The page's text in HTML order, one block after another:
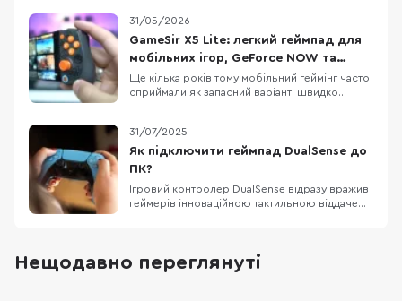
ідей під різні сценарії життя: для геймера,
офісного працівника, спортсмена, меломана
та любителя подорожей. Тут немає
31/05/2026
GameSir X5 Lite: легкий геймпад для
мобільних ігор, GeForce NOW та
GameHub
Ще кілька років тому мобільний геймінг часто
сприймали як запасний варіант: швидко
помітно застаріла. Смартфони стали
потужнішими, хмарні сервіси на кшталт
GeForce NOW навчилися доставляти ПК-ігри
31/07/2025
Як підключити геймпад DualSense до
ПК?
Ігровий контролер DualSense відразу вражив
геймерів інноваційною тактильною віддачею
навіть смартфонами. Потрібно лише
правильно під’єднати DualSense і виконати
Нещодавно переглянуті